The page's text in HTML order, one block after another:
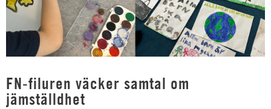
FN-filuren väcker samtal om
jämställdhet